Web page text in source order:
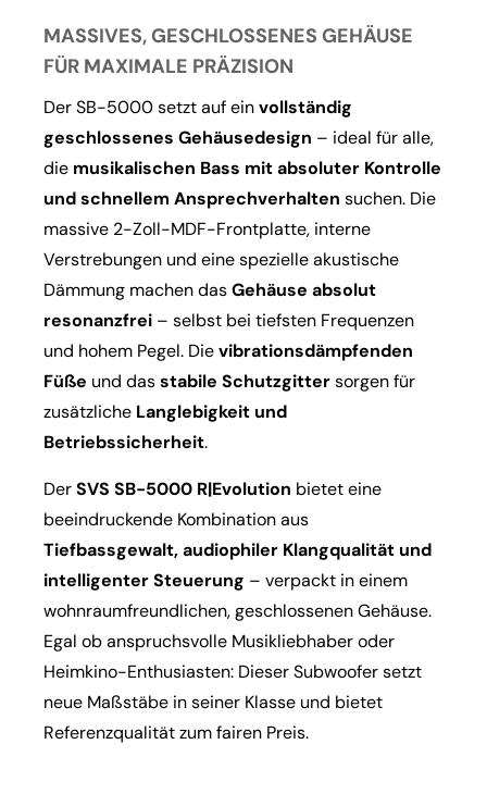
MASSIVES, GESCHLOSSENES GEHÄUSE
FÜR MAXIMALE PRÄZISION
Der SB-5000 setzt auf einvollständig
geschlossenes Gehäusedesign – ideal für alle,
die musikalischen Bass mit absoluter Kontrolle
und schnellem Ansprechverhalten suchen. Die
massive 2-Zoll-MDF-Frontplatte, interne
Verstrebungen und eine spezielle akustische
Dämmung machen dasGehäuse absolut
resonanzfrei – selbst bei tiefsten Frequenzen
und hohem Pegel. Dievibrationsdämpfenden
Füße und dasstabile Schutzgittersorgen für
zusätzliche Langlebigkeit und
Betriebssicherheit.
DerSVS SB-5000 R|Evolution bietet eine
beeindruckende Kombination aus
Tiefbassgewalt, audiophiler Klangqualität und
intelligenter Steuerung – verpackt in einem
wohnraumfreundlichen, geschlossenen Gehäuse.
Egal ob anspruchsvolle Musikliebhaber oder
Heimkino-Enthusiasten: Dieser Subwoofer setzt
neue Maßstäbe in seiner Klasse und bietet
Referenzqualität zum fairen Preis.